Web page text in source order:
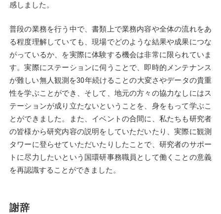
感しました。
普段の業務を行う中で、書類上で業務内容や全体の流れをあ
る程度理解していても、現場でどのような結果や成果につな
がっているか、を実際に体験する機会は非常に限られていま
す。実際にステーションに伺うことで、即時的メンテナンス
が難しい無人観測を30年続けることの大変さやデータの貴重
性を学ぶことができ、そして、地元の方々の協力なしにはス
テーションが成り立たないということを、身をもって学ぶこ
とができました。また、イベントの合間に、私たちも研究者
の皆様から研究内容の説明をしていただいたり、実際に観測
タワーに登らせていただいたりしたことで、研究者のサポー
トに尽力したいという国環研事務職員として働くことの意義
を再認識することができました。
謝辞